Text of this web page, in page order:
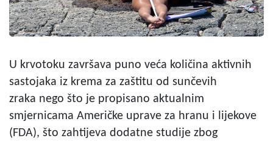
U krvotoku završava puno veća količina aktivnih
sastojaka iz krema za zaštitu od sunčevih
zraka nego što je propisano aktualnim
smjernicama Američke uprave za hranu i lijekove
(FDA), što zahtijeva dodatne studije zbog